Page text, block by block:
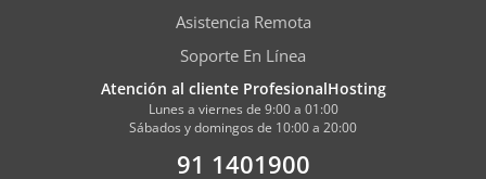
Asistencia Remota
Soporte En Línea
Atención al cliente ProfesionalHosting
Lunes a viernes de 9:00 a 01:00
Sábados y domingos de 10:00 a 20:00
91 1401900